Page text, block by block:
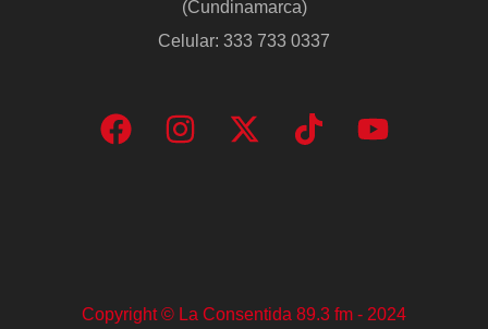
(Cundinamarca)
Celular: 333 733 0337
Copyright © La Consentida 89.3 fm - 2024